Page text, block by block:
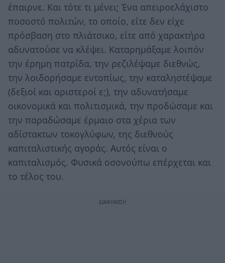
έπαιρνε. Και τότε τι μένει; Ένα απειροελάχιστο
ποσοστό πολιτών, το οποίο, είτε δεν είχε
πρόσβαση στο πλιάτσικο, είτε από χαρακτήρα
αδυνατούσε να κλέψει. Καταρημάξαμε λοιπόν
την έρημη πατρίδα, την ρεζιλέψαμε διεθνώς,
την λοιδορήσαμε εντοπίως, την καταληστέψαμε
(δεξιοί και αριστεροί ε;), την αδυνατήσαμε
οικονομικά και πολιτισμικά, την προδώσαμε και
την παραδώσαμε έρμαιο στα χέρια των
αδίστακτων τοκογλύφων, της διεθνούς
καπιταλιστικής αγοράς. Αυτός είναι ο
καπιταλισμός. Φυσικά οσονούπω επέρχεται και
το τέλος του.